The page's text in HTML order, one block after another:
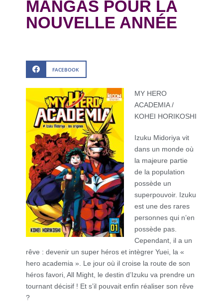
MANGAS POUR LA
NOUVELLE ANNÉE
FACEBOOK
MY HERO
ACADEMIA /
KOHEI HORIKOSHI
Izuku Midoriya vit
dans un monde où
la majeure partie
de la population
possède un
superpouvoir. Izuku
est une des rares
personnes qui n’en
possède pas.
Cependant, il a un
rêve : devenir un super héros et intègrer Yuei, la «
hero academia ». Le jour où il croise la route de son
héros favori, All Might, le destin d’Izuku va prendre un
tournant décisif ! Et s’il pouvait enfin réaliser son rêve
?